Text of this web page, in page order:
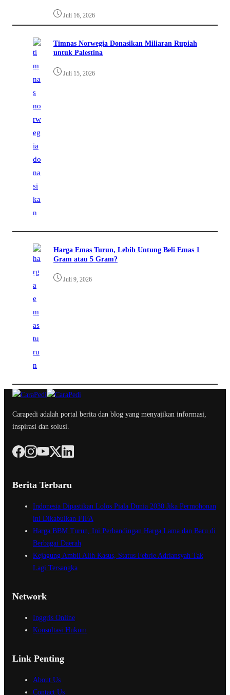
Juli 16, 2026
Timnas Norwegia Donasikan Miliaran Rupiah
untuk Palestina
Juli 15, 2026
Harga Emas Turun, Lebih Untung Beli Emas 1
Gram atau 5 Gram?
Juli 9, 2026
Carapedi adalah portal berita dan blog yang menyajikan informasi,
inspirasi dan solusi.
Berita Terbaru
Indonesia Dipastikan Lolos Piala Dunia 2030 Jika Permohonan
ini Dikabulkan FIFA
Harga BBM Turun, Ini Perbandingan Harga Lama dan Baru di
Berbagai Daerah
Kejagung Ambil Alih Kasus, Status Febrie Adriansyah Tak
Lagi Tersangka
Network
Inggris Online
Konsultasi Hukum
Link Penting
About Us
Contact Us